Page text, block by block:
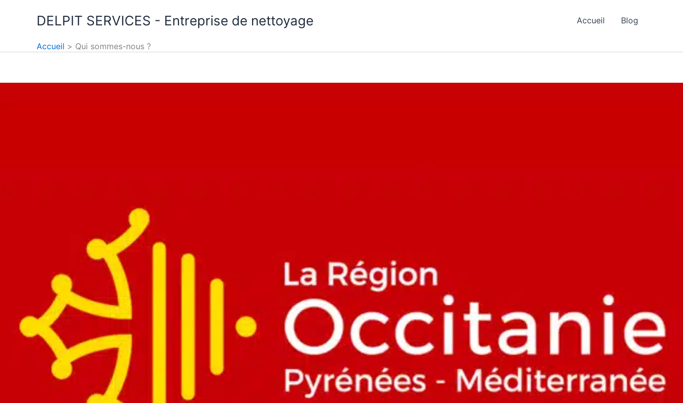
DELPIT SERVICES - Entreprise de nettoyage Accueil Blog
Accueil Qui sommes-nous ?